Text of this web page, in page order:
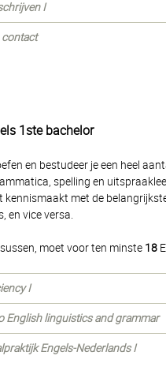
I
contact
1ste bachelor
en bestudeer je een heel
spelling en
kennismaakt met de
en vice versa.
moet voor ten minste 18
I
English linguistics and grammar
Engels-Nederlands I